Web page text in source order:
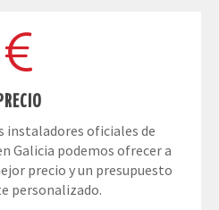
PRECIO
instaladores oficiales de
Galicia podemos ofrecer a
precio y un presupuesto
personalizado.